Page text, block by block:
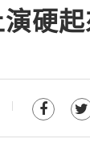
硬